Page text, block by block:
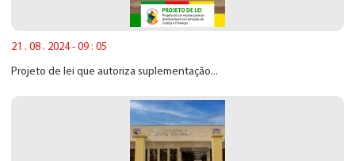
21 . 08 . 2024 - 09 : 05
Projeto de lei que autoriza suplementação...